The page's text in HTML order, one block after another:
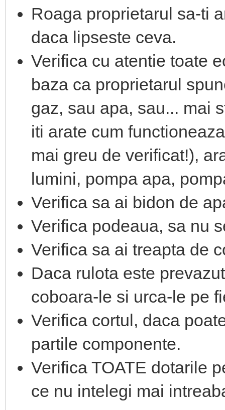
Roaga proprietarul sa-ti
daca lipseste ceva.
Verifica cu atentie toate
baza ca proprietarul
gaz, sau apa, sau... mai
iti arate cum
mai greu de verificat!),
lumini, pompa apa,
Verifica sa ai bidon de
Verifica podeaua, sa nu
Verifica sa ai treapta de
Daca rulota este
coboara-le si urca-le pe
Verifica cortul, daca
partile componente.
Verifica TOATE dotarile
ce nu intelegi mai